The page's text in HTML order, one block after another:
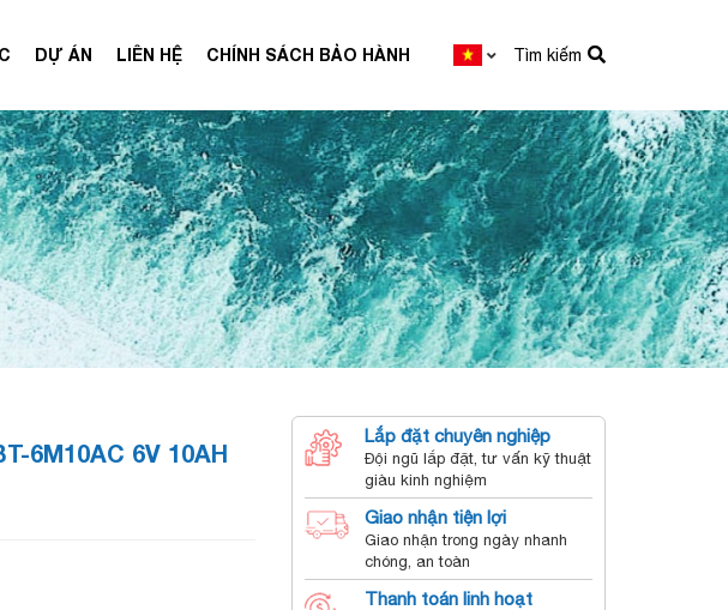
DỰ ÁN LIÊN HỆ CHÍNH SÁCH BẢO HÀNH Tìm kiếm
6M10AC 6V 10AH
Lắp đặt chuyên nghiệp
Đội ngũ lắp đặt, tư vấn kỹ thuật
giàu kinh nghiệm
Giao nhận tiện lợi
Giao nhận trong ngày nhanh
chóng, an toàn
Thanh toán linh hoạt